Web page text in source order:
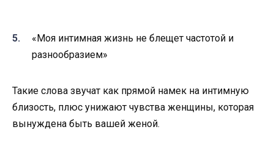
«Моя интимная жизнь не блещет частотой и
разнообразием»
Такие слова звучат как прямой намек на интимную
близость, плюс унижают чувства женщины, которая
вынуждена быть вашей женой.